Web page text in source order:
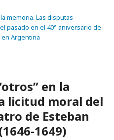
memoria. Las disputas
pasado en el 40° aniversario de
Argentina
en la
licitud moral del
de Esteban
1649)